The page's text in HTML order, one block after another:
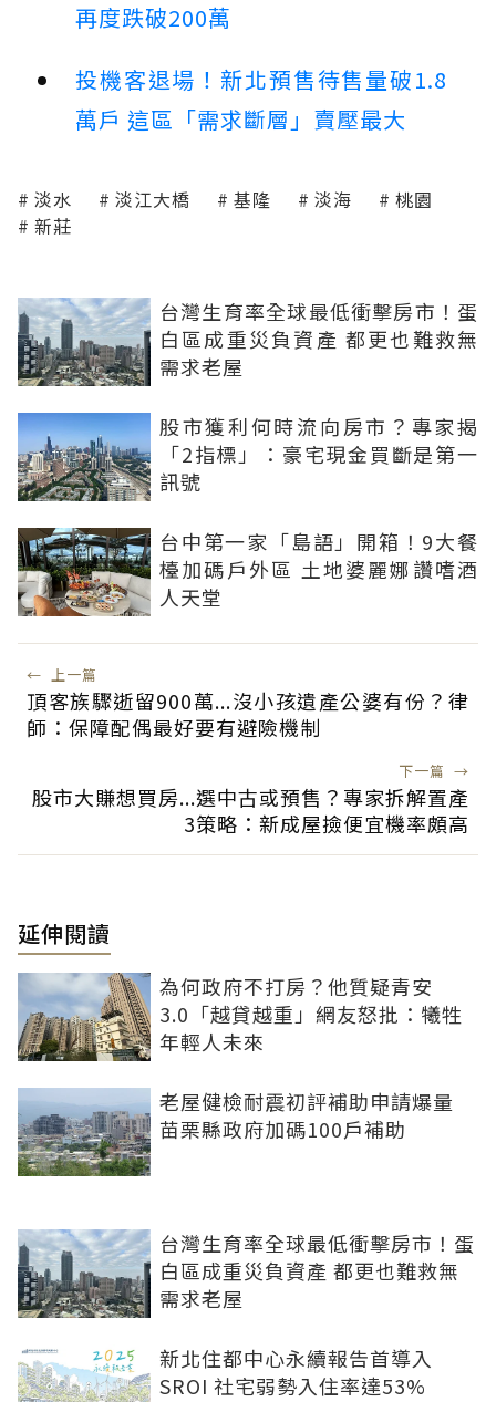
再度跌破200萬
投機客退場！新北預售待售量破1.8
萬戶 這區「需求斷層」賣壓最大
淡水 淡江大橋 基隆 淡海
桃園
新莊
台灣生育率全球最低衝擊房市！蛋
白區成重災負資產 都更也難救無
需求老屋
股市獲利何時流向房市？專家揭
「2指標」：豪宅現金買斷是第一
訊號
台中第一家「島語」開箱！9大餐
檯加碼戶外區 土地婆麗娜讚嗜酒
人天堂
← 上一篇
頂客族驟逝留900萬...沒小孩遺產公婆有份？律
師：保障配偶最好要有避險機制
下一篇 →
股市大賺想買房...選中古或預售？專家拆解置產
3策略：新成屋撿便宜機率頗高
延伸閱讀
為何政府不打房？他質疑青安
3.0「越貸越重」網友怒批：犧牲
年輕人未來
老屋健檢耐震初評補助申請爆量
苗栗縣政府加碼100戶補助
台灣生育率全球最低衝擊房市！蛋
白區成重災負資產 都更也難救無
需求老屋
新北住都中心永續報告首導入
SROI 社宅弱勢入住率達53%